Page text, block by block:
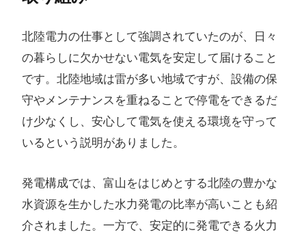
北陸電力の仕事として強調されていたのが、日々
の暮らしに欠かせない電気を安定して届けること
です。北陸地域は雷が多い地域ですが、設備の保
守やメンテナンスを重ねることで停電をできるだ
け少なくし、安心して電気を使える環境を守って
いるという説明がありました。
発電構成では、富山をはじめとする北陸の豊かな
水資源を生かした水力発電の比率が高いことも紹
介されました。一方で、安定的に発電できる火力